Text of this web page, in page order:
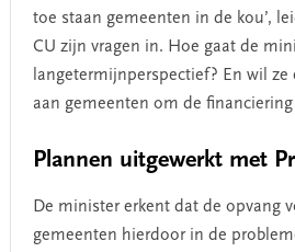
toe staan gemeenten in de kou’,
CU zijn vragen in. Hoe gaat de
langetermijnperspectief? En wil
aan gemeenten om de
Plannen uitgewerkt met
De minister erkent dat de opvang
gemeenten hierdoor in de